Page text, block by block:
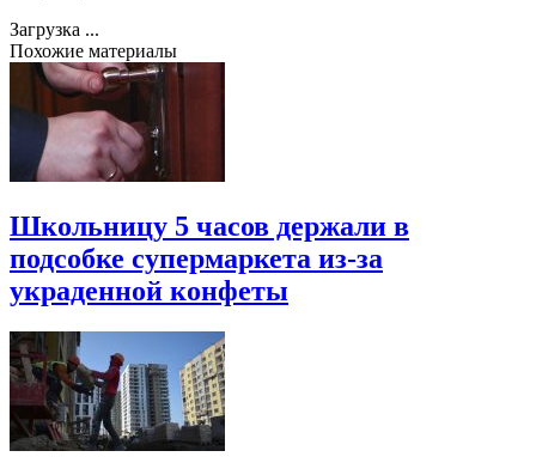
Загрузка ...
Похожие материалы
Школьницу 5 часов держали в
подсобке супермаркета из-за
украденной конфеты